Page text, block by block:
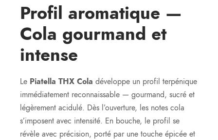
Profil aromatique —
Cola gourmand et
intense
Le Piatella THX Cola développe un profil terpénique
immédiatement reconnaissable — gourmand, sucré et
légèrement acidulé. Dès l’ouverture, les notes cola
s’imposent avec intensité. En bouche, le profil se
révèle avec précision, porté par une touche épicée et